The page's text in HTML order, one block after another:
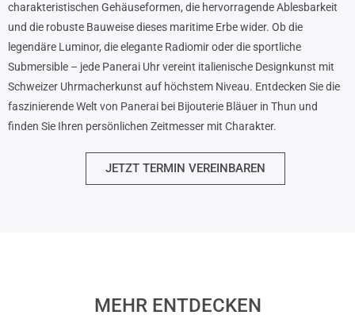
charakteristischen Gehäuseformen, die hervorragende Ablesbarkeit
und die robuste Bauweise dieses maritime Erbe wider. Ob die
legendäre Luminor, die elegante Radiomir oder die sportliche
Submersible – jede Panerai Uhr vereint italienische Designkunst mit
Schweizer Uhrmacherkunst auf höchstem Niveau. Entdecken Sie die
faszinierende Welt von Panerai bei Bijouterie Bläuer in Thun und
finden Sie Ihren persönlichen Zeitmesser mit Charakter.
JETZT TERMIN VEREINBAREN
MEHR ENTDECKEN